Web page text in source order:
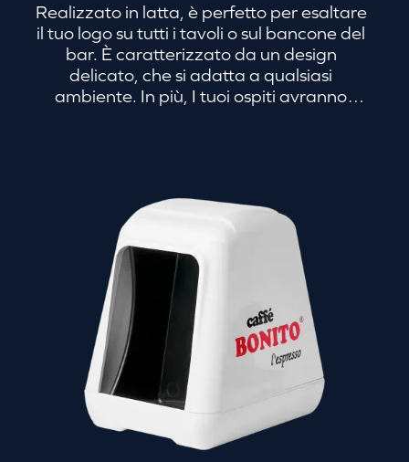
Realizzato in latta, è perfetto per esaltare
il tuo logo su tutti i tavoli o sul bancone del
bar. È caratterizzato da un design
delicato, che si adatta a qualsiasi
ambiente. In più, I tuoi ospiti avranno